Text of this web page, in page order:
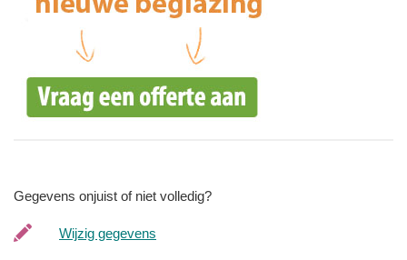
Gegevens onjuist of niet volledig?
Wijzig gegevens